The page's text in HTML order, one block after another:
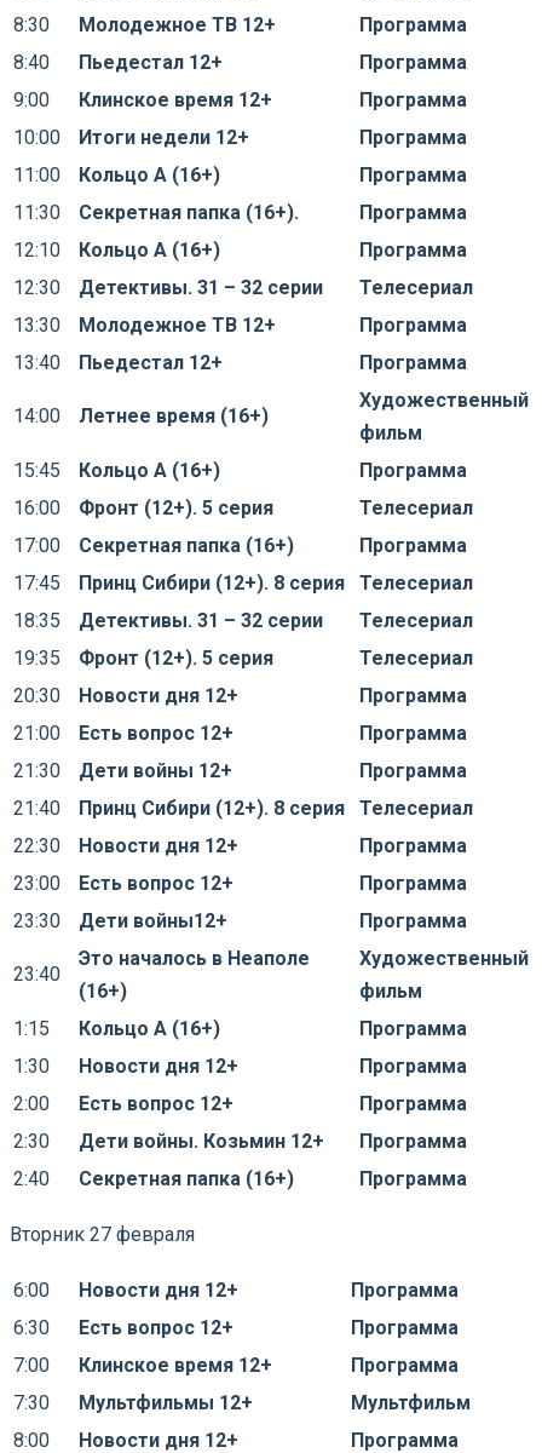
8:30
Молодежное ТВ 12+
Программа
8:40
Пьедестал 12+
Программа
9:00
Клинское время 12+
Программа
10:00
Итоги недели 12+
Программа
11:00
Кольцо А (16+)
Программа
11:30
Секретная папка (16+).
Программа
12:10
Кольцо А (16+)
Программа
12:30
Детективы. 31 – 32 серии
Телесериал
13:30
Молодежное ТВ 12+
Программа
13:40
Пьедестал 12+ Программа
14:00 Летнее время (16+)
Художественный
фильм
15:45
Кольцо А (16+)
Программа
16:00
Фронт (12+). 5 серия
Телесериал
17:00
Секретная папка (16+)
Программа
17:45
Принц Сибири (12+). 8 серия
Телесериал
18:35
Детективы. 31 – 32 серии
Телесериал
19:35
Фронт (12+). 5 серия
Телесериал
20:30
Новости дня 12+
Программа
21:00
Есть вопрос 12+
Программа
21:30
Дети войны 12+
Программа
21:40
Принц Сибири (12+). 8 серия
Телесериал
22:30
Новости дня 12+
Программа
23:00
Есть вопрос 12+
Программа
23:30
Дети войны12+ Программа
23:40
Это началось в Неаполе
(16+)
Художественный
фильм
1:15
Кольцо А (16+)
Программа
1:30
Новости дня 12+
Программа
2:00
Есть вопрос 12+
Программа
2:30
Дети войны. Козьмин 12+
Программа
2:40
Секретная папка (16+) Программа
Вторник 27 февраля
6:00 Новости дня 12+
Программа
6:30
Есть вопрос 12+
Программа
7:00
Клинское время 12+
Программа
7:30
Мультфильмы 12+
Мультфильм
8:00
Новости дня 12+
Программа